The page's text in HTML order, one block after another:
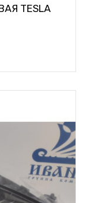
TESLA